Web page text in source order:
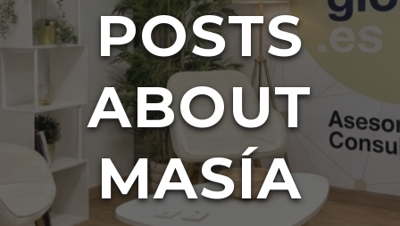
POSTS
ABOUT
MASÍA